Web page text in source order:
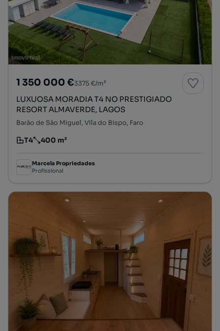
1 350 000 €3375 €/m²
LUXUOSA MORADIA T4 NO PRESTIGIADO
RESORT ALMAVERDE, LAGOS
Barão de São Miguel, Vila do Bispo, Faro
Tipologia
T4
Preço por metro quadrado
400 m²
Marcela Propriedades
Profissional